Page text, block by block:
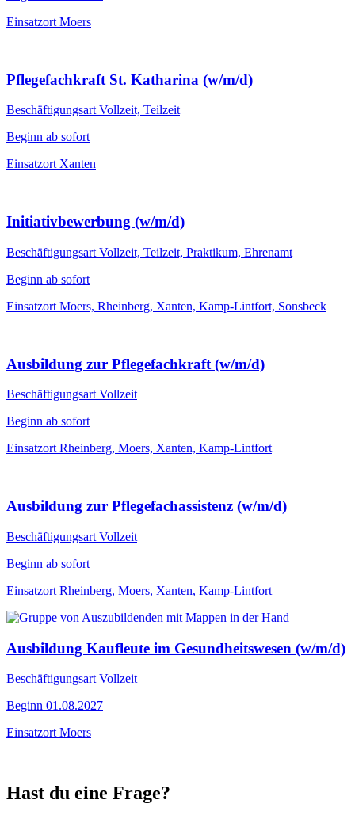
Einsatzort Moers
Pflegefachkraft St. Katharina (w/m/d)
BeschäftigungsartVollzeit, Teilzeit
Beginn ab sofort
EinsatzortXanten
Initiativbewerbung (w/m/d)
Beschäftigungsart Vollzeit, Teilzeit, Praktikum, Ehrenamt
Beginn ab sofort
Einsatzort Moers, Rheinberg, Xanten, Kamp-Lintfort, Sonsbeck
Ausbildung zur Pflegefachkraft (w/m/d)
Beschäftigungsart Vollzeit
Beginn ab sofort
Einsatzort Rheinberg, Moers, Xanten, Kamp-Lintfort
Ausbildung zur Pflegefachassistenz (w/m/d)
Beschäftigungsart Vollzeit
Beginn ab sofort
Einsatzort Rheinberg, Moers, Xanten, Kamp-Lintfort
Ausbildung Kaufleute im Gesundheitswesen (w/m/d)
Beschäftigungsart Vollzeit
Beginn 01.08.2027
Einsatzort Moers
Hast du eine Frage?